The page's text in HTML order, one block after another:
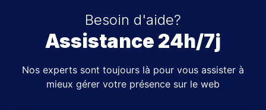
Besoin d'aide?
Assistance 24h/7j
Nos experts sont toujours là pour vous assister à
mieux gérer votre présence sur le web